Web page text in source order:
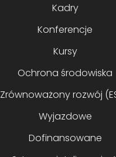
Kadry
Konferencje
Kursy
Ochrona środowiska
Zrównoważony rozwój
Wyjazdowe
Dofinansowane